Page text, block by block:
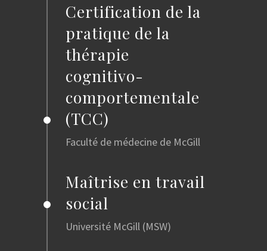
Certification de la
pratique de la
thérapie
cognitivo-
comportementale
(TCC)
Faculté de médecine de McGill
Maîtrise en travail
social
Université McGill (MSW)